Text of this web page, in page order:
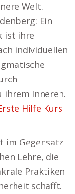
Welt.
Ein
ist ihre
individuellen
ihrem Inneren.
Hilfe Kurs
im Gegensatz
Lehre, die
Praktiken
schafft.